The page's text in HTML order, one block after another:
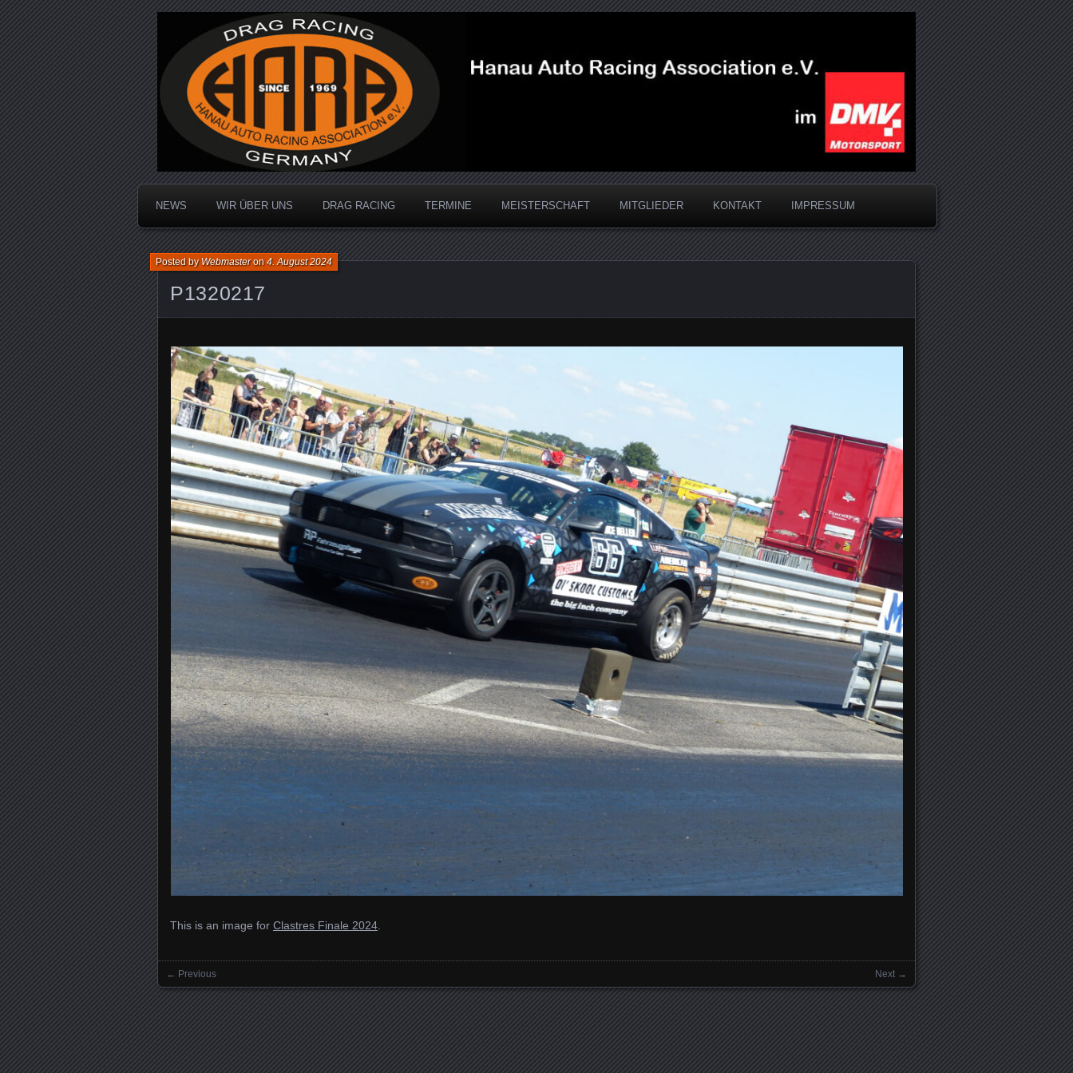
Hanau Auto Racing Association
Dragracing auf der 1/4 Meile
NEWS WIR ÜBER UNS DRAG RACING TERMINE MEISTERSCHAFT MITGLIEDER KONTAKT IMPRESSUM
P1320217
Posted byWebmasteron4. August 2024
This is an image for Clastres Finale 2024
Images navigation
← Previous Next →